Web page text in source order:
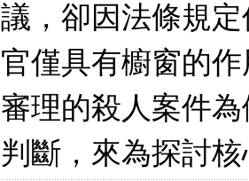
議，卻因法條規
官僅具有櫥窗的
審理的殺人案件
判斷，來為探討